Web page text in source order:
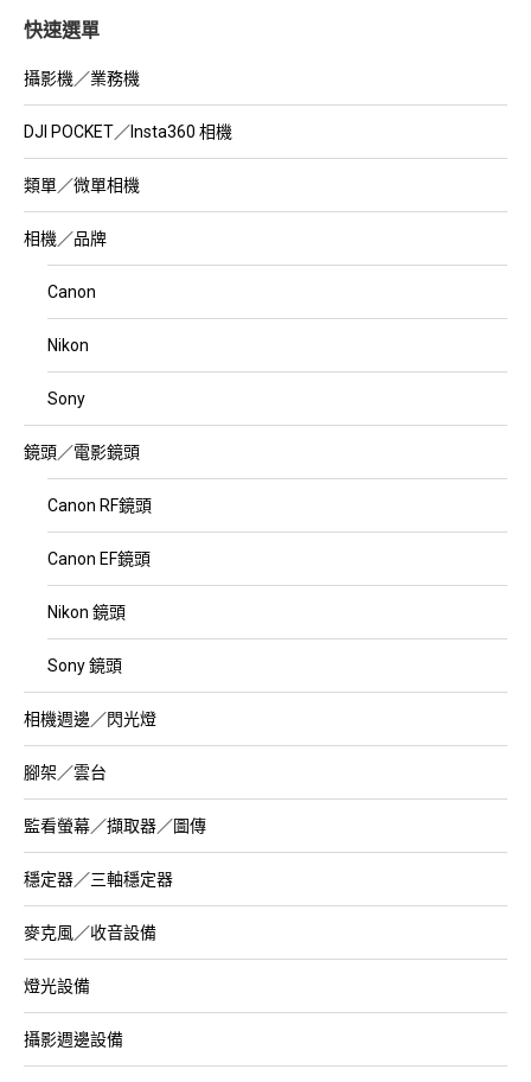
快速選單
攝影機／業務機
DJI POCKET／Insta360 相機
類單／微單相機
相機／品牌
Canon
Nikon
Sony
鏡頭／電影鏡頭
Canon RF鏡頭
Canon EF鏡頭
Nikon 鏡頭
Sony 鏡頭
相機週邊／閃光燈
腳架／雲台
監看螢幕／擷取器／圖傳
穩定器／三軸穩定器
麥克風／收音設備
燈光設備
攝影週邊設備